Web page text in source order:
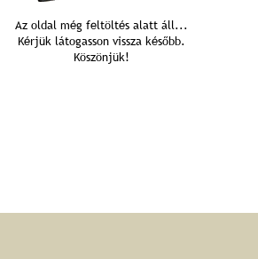
Az oldal még feltöltés alatt áll...
Kérjük látogasson vissza később.
Köszönjük!